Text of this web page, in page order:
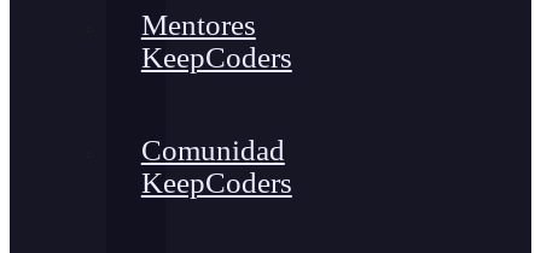
Mentores
KeepCoders
Comunidad
KeepCoders